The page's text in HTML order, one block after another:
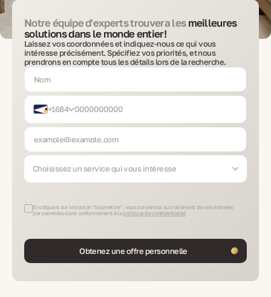
Notre équipe d'experts trouvera lesmeilleures
solutions dans le monde entier!
Laissez vos coordonnées et indiquez-nous ce qui vous
intéresse précisément. Spécifiez vos priorités, et nous
prendrons en compte tous les détails lors de la recherche.
+1684
Choisissez un service qui vous intéresse
En cliquant sur le bouton "Soumettre", vous consentez au traitement de vos données
personnelles dans conformément à la politique de confidentialité
Obtenez une offre personnelle